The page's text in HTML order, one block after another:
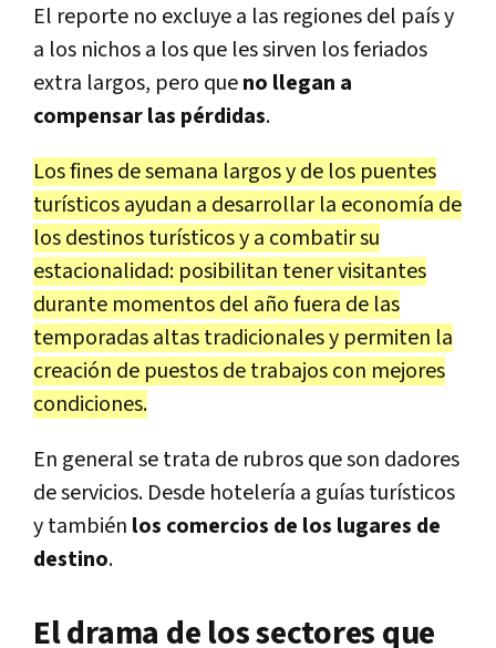
El reporte no excluye a las regiones del país y
a los nichos a los que les sirven los feriados
extra largos, pero queno llegan a
compensar las pérdidas.
Los fines de semana largos y de los puentes
turísticos ayudan a desarrollar la economía de
los destinos turísticos y a combatir su
estacionalidad: posibilitan tener visitantes
durante momentos del año fuera de las
temporadas altas tradicionales y permiten la
creación de puestos de trabajos con mejores
condiciones.
En general se trata de rubros que son dadores
de servicios. Desde hotelería a guías turísticos
y también los comercios de los lugares de
destino.
El drama de los sectores que